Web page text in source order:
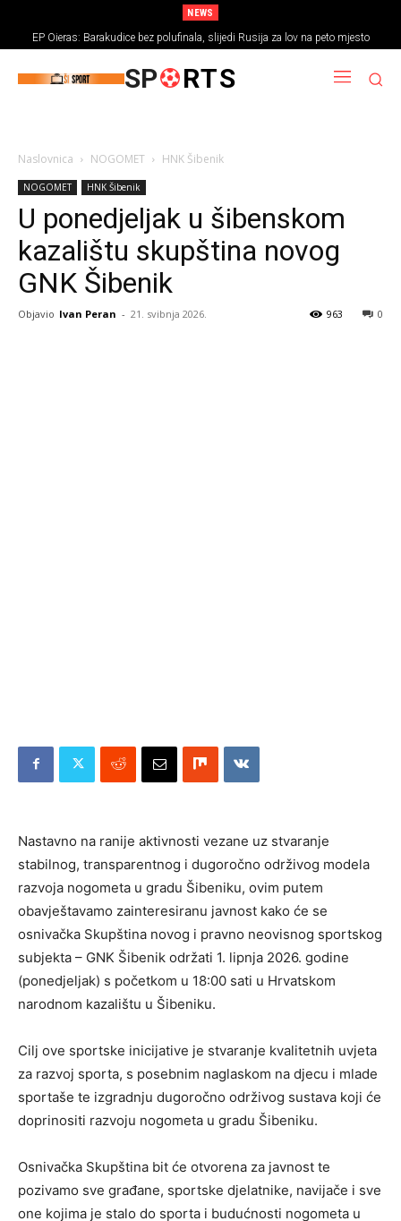
NEWS
EP Oieras: Barakudice bez polufinala, slijedi Rusija za lov na peto mjesto
SP RTS
Naslovnica NOGOMET HNK Šibenik
NOGOMET HNK Šibenik
U ponedjeljak u šibenskom
kazalištu skupština novog
GNK Šibenik
Objavio Ivan Peran - 21. svibnja 2026. 0
963
Nastavno na ranije aktivnosti vezane uz stvaranje
stabilnog, transparentnog i dugoročno održivog modela
razvoja nogometa u gradu Šibeniku, ovim putem
obavještavamo zainteresiranu javnost kako će se
osnivačka Skupština novog i pravno neovisnog sportskog
subjekta – GNK Šibenik održati 1. lipnja 2026. godine
(ponedjeljak) s početkom u 18:00 sati u Hrvatskom
narodnom kazalištu u Šibeniku.
Cilj ove sportske inicijative je stvaranje kvalitetnih uvjeta
za razvoj sporta, s posebnim naglaskom na djecu i mlade
sportaše te izgradnju dugoročno održivog sustava koji će
doprinositi razvoju nogometa u gradu Šibeniku.
Osnivačka Skupština bit će otvorena za javnost te
pozivamo sve građane, sportske djelatnike, navijače i sve
one kojima je stalo do sporta i budućnosti nogometa u